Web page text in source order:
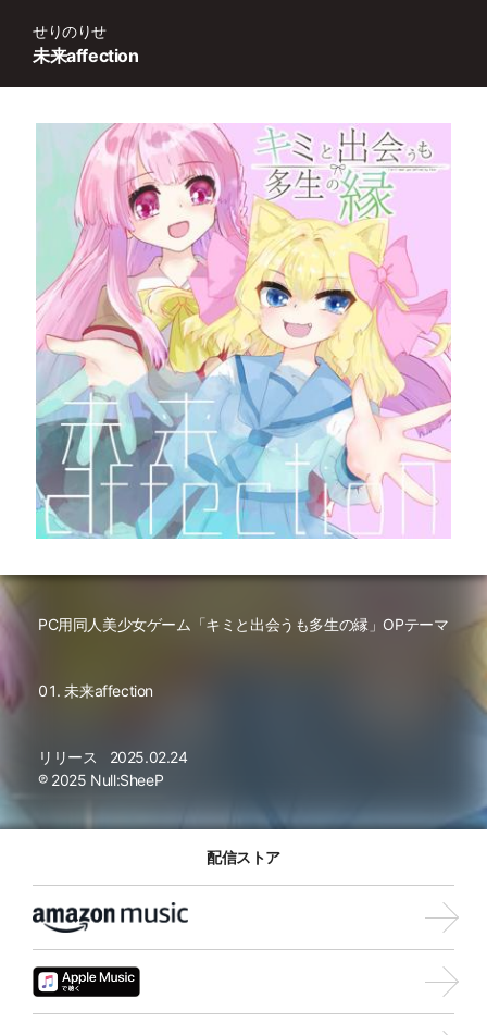
未来affection
せりのりせ
PC用同人美少女ゲーム「キミと出会うも多生の縁」OPテーマ
未来affection
リリース
2025.02.24
℗ 2025 Null:SheeP
配信ストア